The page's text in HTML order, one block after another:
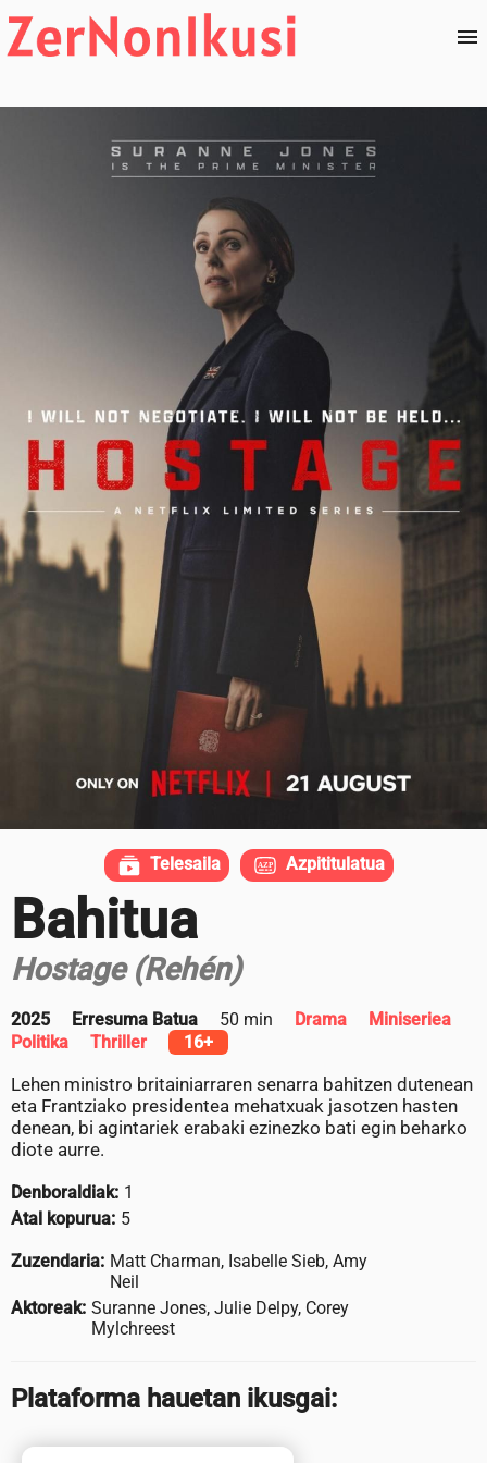
Bahitua
Hostage (Rehén)
2025 Erresuma Batua 50 min Drama
Miniseriea
Politika
Thriller 16+
Lehen ministro britainiarraren senarra bahitzen dutenean
eta Frantziako presidentea mehatxuak jasotzen hasten
denean, bi agintariek erabaki ezinezko bati egin beharko
diote aurre.
Denboraldiak: 1
Atal kopurua: 5
Zuzendaria: Matt Charman, Isabelle Sieb, Amy
Neil
Aktoreak: Suranne Jones, Julie Delpy, Corey
Mylchreest
Plataforma hauetan ikusgai:
Telesaila Azpititulatua